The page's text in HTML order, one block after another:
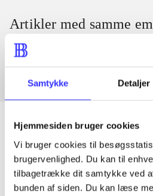
Samtykke Detaljer
Hjemmesiden bruger cookies
Vi bruger cookies til
brugervenlighed. Du kan til
tilbagetrække dit samtykke ved
bunden af siden. Du kan læse
Artikler med samme
Fra
Artikler
Alle registrerede artikler fordelt